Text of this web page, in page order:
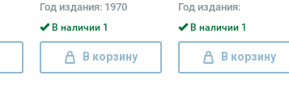
Год издания: 1970
В наличии 1
В корзину
Год издания:
В наличии 1
В корзину